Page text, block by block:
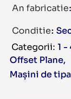
An fabricatie
Conditie
1 -
Offset Plane
,
Mașini de